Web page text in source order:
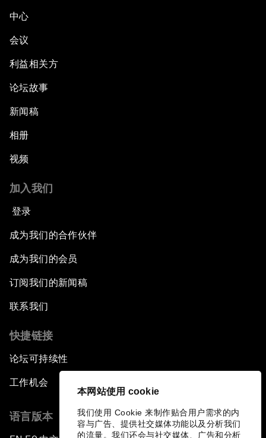
本网站使用 cookie
我们使用 Cookie 来制作贴合用户需求的内
容与广告、提供社交媒体功能以及分析我们
的流量。我们还会与社交媒体、广告和分析
中心
会议
利益相关方
论坛故事
新闻稿
相册
视频
加入我们
登录
成为我们的合作伙伴
成为我们的会员
订阅我们的新闻稿
联系我们
快捷链接
论坛可持续性
工作机会
语言版本